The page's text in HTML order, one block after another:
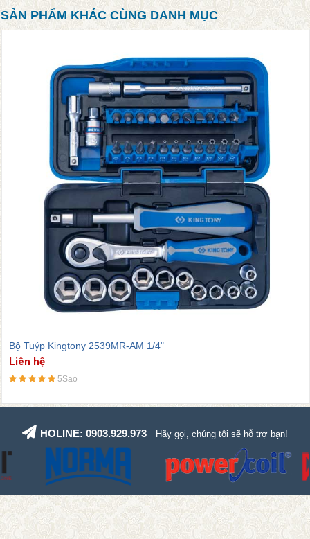
Đầu lắc léo 3792 57mm
Đóng gói Hộp thép 372 x 153 x 40 mm
SẢN PHẨM KHÁC CÙNG DANH MỤC
Bộ Tuýp Kingtony 4044CR 1/2"
Liên hệ
5Sao
HOLINE: 0903.929.973 Hãy gọi, chúng tôi sẽ hỗ trợ bạn!